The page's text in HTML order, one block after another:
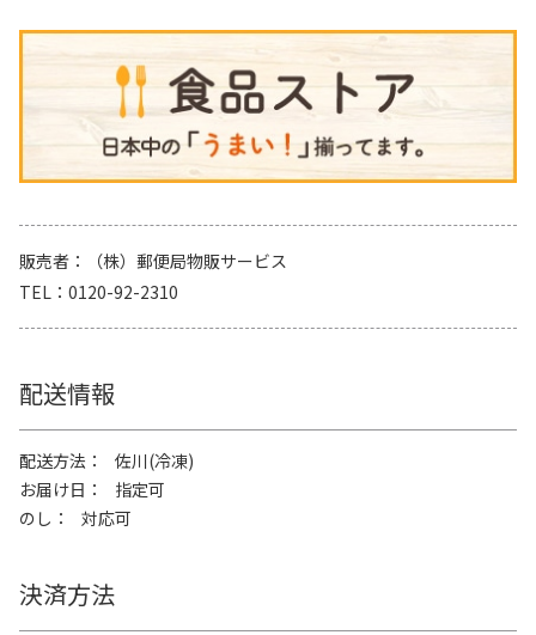
販売者
（株）郵便局物販サービス
TEL
0120-92-2310
配送情報
配送方法
佐川(冷凍)
お届け日
指定可
のし
対応可
決済方法